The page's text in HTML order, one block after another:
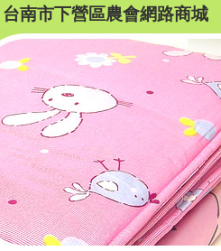
台南市下營區農會網路商城